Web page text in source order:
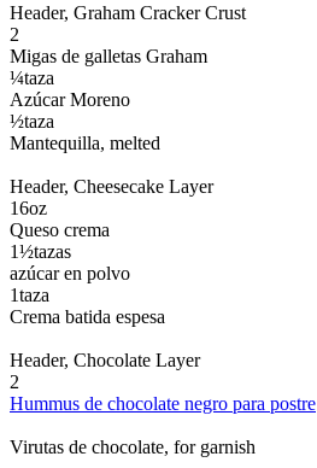
Header, Graham Cracker Crust
2
Migas de galletas Graham
¼taza
Azúcar Moreno
½taza
Mantequilla, melted
Header, Cheesecake Layer
16oz
Queso crema
1½tazas
azúcar en polvo
1taza
Crema batida espesa
Header, Chocolate Layer
2
Hummus de chocolate negro para postre
Virutas de chocolate, for garnish